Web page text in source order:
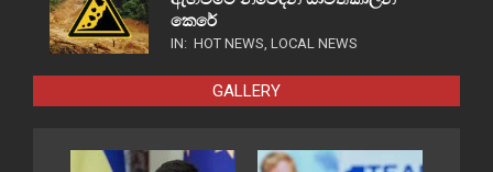
කෙරේ
IN: HOT NEWS, LOCAL NEWS
GALLERY